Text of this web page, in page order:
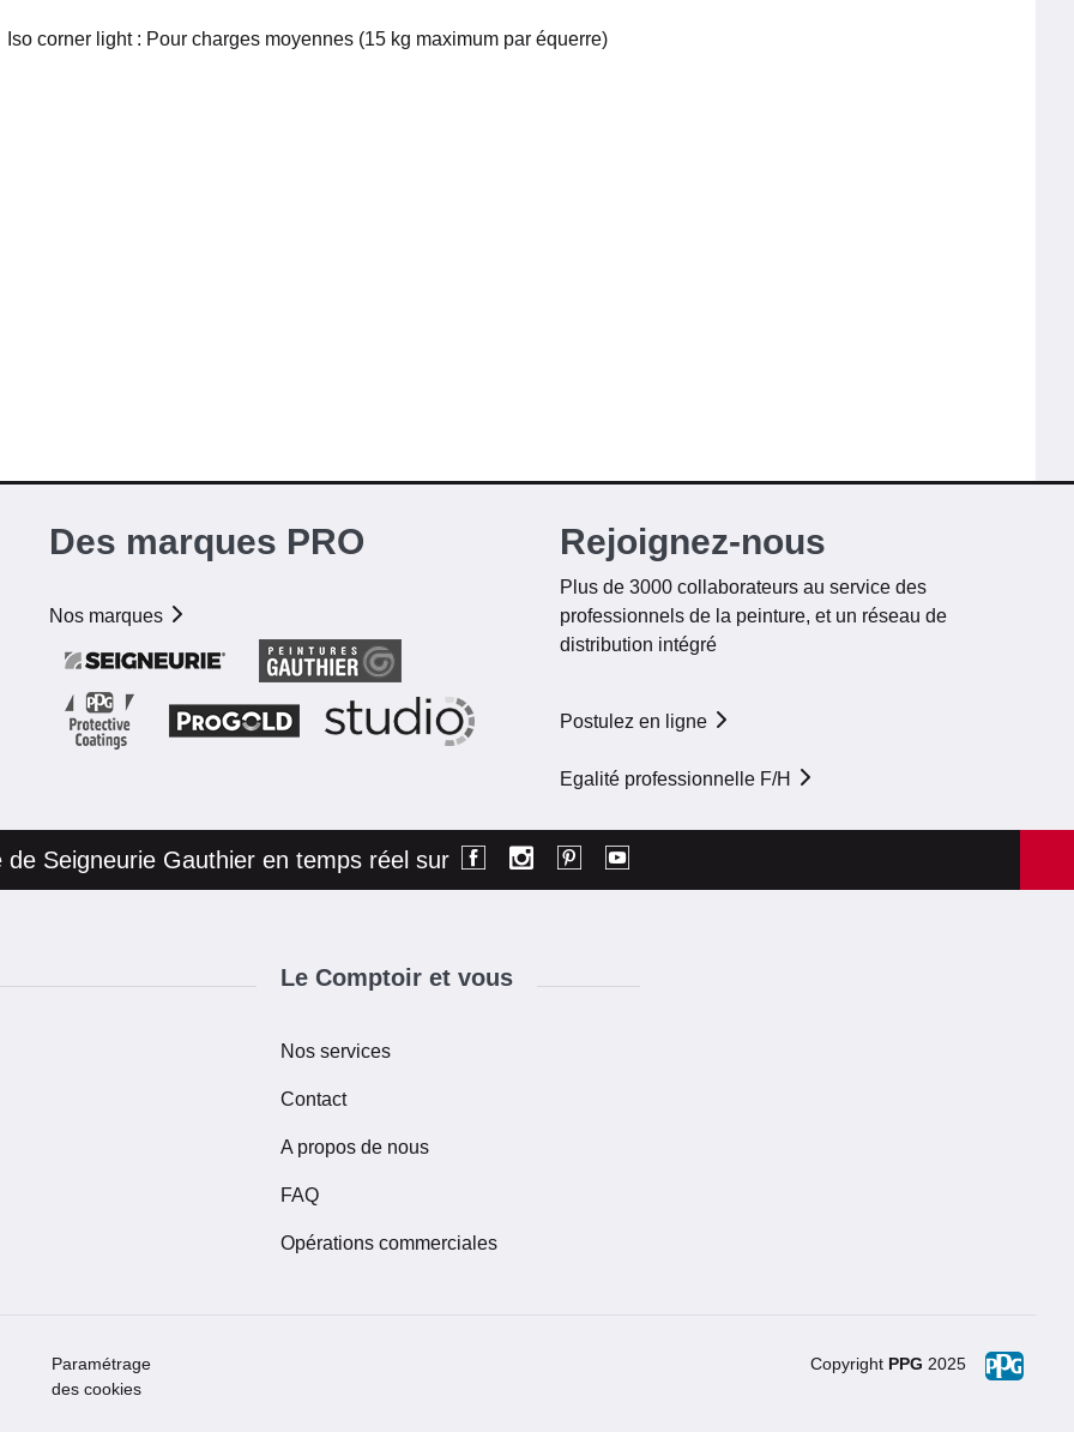
Iso corner light : Pour charges moyennes (15 kg maximum par équerre)
Des marques PRO
Nos marques
Rejoignez-nous
Plus de 3000 collaborateurs au service des
professionnels de la peinture, et un réseau de
distribution intégré
Postulez en ligne
Egalité professionnelle F/H
de Seigneurie Gauthier en temps réel sur
Le Comptoir et vous
Nos services
Contact
A propos de nous
FAQ
Opérations commerciales
Paramétrage
des cookies
Copyright PPG 2025